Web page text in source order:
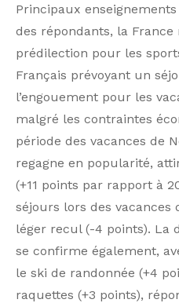
Principaux enseignements
des répondants, la
prédilection pour les
Français prévoyant un
l’engouement pour les
malgré les contraintes
période des vacances de
regagne en popularité,
(+11 points par rapport à
séjours lors des vacances
léger recul (-4 points). La
se confirme également,
le ski de randonnée (+4
raquettes (+3 points),